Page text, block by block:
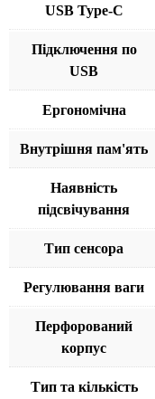
USB Type-C
Підключення по
USB
Ергономічна
Внутрішня пам'ять
Наявність
підсвічування
Тип сенсора
Регулювання ваги
Перфорований
корпус
Тип та кількість